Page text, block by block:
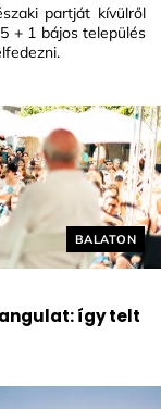
Helyszín
BALATON
így telt
partját kívülről
+ 1 bájos település